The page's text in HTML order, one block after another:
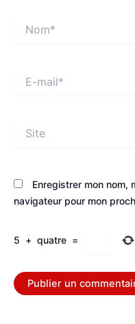
mail*
Enregistrer mon nom,
navigateur pour mon
5 + quatre =